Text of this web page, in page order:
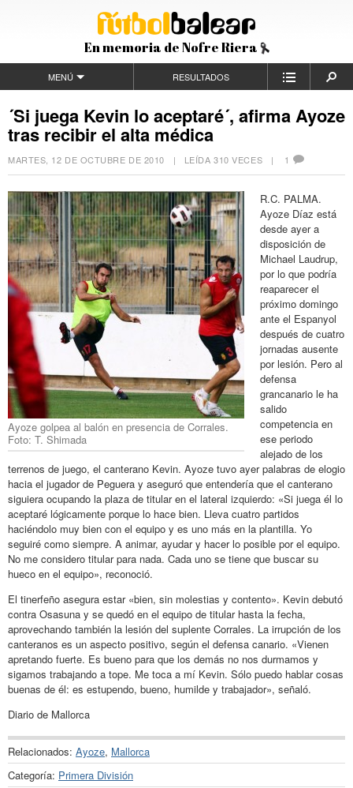
En memoria de Nofre Riera
MENÚ RESULTADOS
´Si juega Kevin lo aceptaré´, afirma Ayoze
tras recibir el alta médica
MARTES, 12 DE OCTUBRE DE 2010 | LEÍDA 310 VECES | 1
Ayoze golpea al balón en presencia de Corrales.
Foto: T. Shimada
R.C. PALMA.
Ayoze Díaz está
desde ayer a
disposición de
Michael Laudrup,
por lo que podría
reaparecer el
próximo domingo
ante el Espanyol
después de cuatro
jornadas ausente
por lesión. Pero al
defensa
grancanario le ha
salido
competencia en
ese periodo
alejado de los
terrenos de juego, el canterano Kevin. Ayoze tuvo ayer palabras de elogio
hacia el jugador de Peguera y aseguró que entendería que el canterano
siguiera ocupando la plaza de titular en el lateral izquierdo: «Si juega él lo
aceptaré lógicamente porque lo hace bien. Lleva cuatro partidos
haciéndolo muy bien con el equipo y es uno más en la plantilla. Yo
seguiré como siempre. A animar, ayudar y hacer lo posible por el equipo.
No me considero titular para nada. Cada uno se tiene que buscar su
hueco en el equipo», reconoció.
El tinerfeño asegura estar «bien, sin molestias y contento». Kevin debutó
contra Osasuna y se quedó en el equipo de titular hasta la fecha,
aprovechando también la lesión del suplente Corrales. La irrupción de los
canteranos es un aspecto positivo, según el defensa canario. «Vienen
apretando fuerte. Es bueno para que los demás no nos durmamos y
sigamos trabajando a tope. Me toca a mí Kevin. Sólo puedo hablar cosas
buenas de él: es estupendo, bueno, humilde y trabajador», señaló.
Diario de Mallorca
Relacionados: Ayoze, Mallorca
Categoría: Primera División